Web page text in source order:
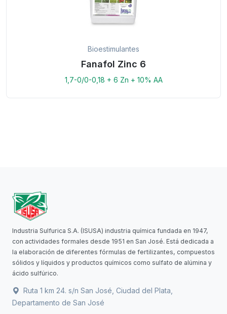
Bioestimulantes
Fanafol Zinc 6
1,7-0/0-0,18 + 6 Zn + 10% AA
Industria Sulfurica S.A. (ISUSA) industria química fundada en 1947,
con actividades formales desde 1951 en San José. Está dedicada a
la elaboración de diferentes fórmulas de fertilizantes, compuestos
sólidos y líquidos y productos químicos como sulfato de alúmina y
ácido sulfúrico.
Ruta 1 km 24. s/n San José, Ciudad del Plata,
Departamento de San José